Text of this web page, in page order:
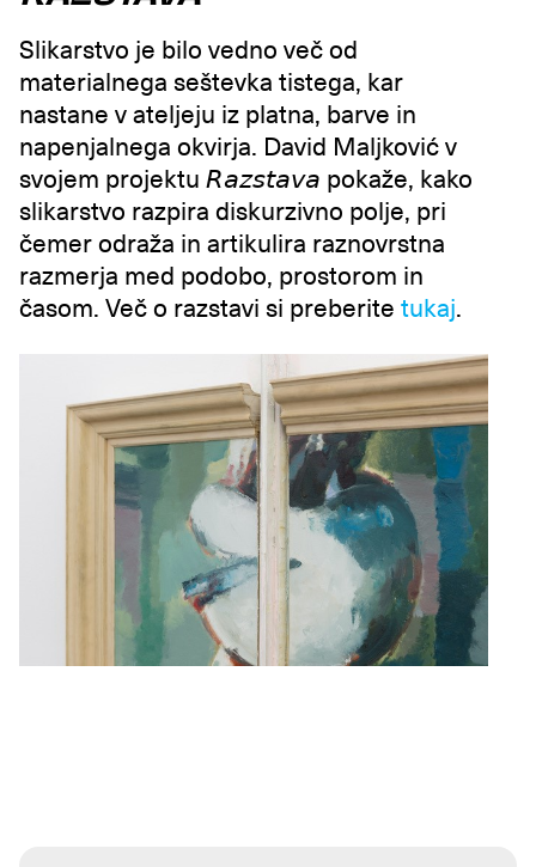
Slikarstvo je bilo vedno več od
materialnega seštevka tistega, kar
nastane v ateljeju iz platna, barve in
napenjalnega okvirja. David Maljković v
svojem projektu 𝘙𝘢𝘻𝘴𝘵𝘢𝘷𝘢 pokaže, kako
slikarstvo razpira diskurzivno polje, pri
čemer odraža in artikulira raznovrstna
razmerja med podobo, prostorom in
časom. Več o razstavi si preberite tukaj.